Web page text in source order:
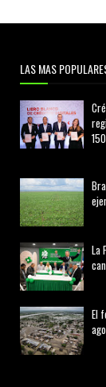
LAS MAS
La
El